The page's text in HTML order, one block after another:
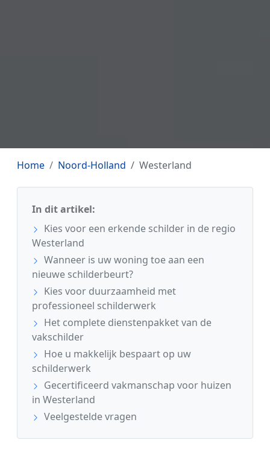
Home Noord-Holland Westerland
In dit artikel:
Kies voor een erkende schilder in de regio
Westerland
Wanneer is uw woning toe aan een
nieuwe schilderbeurt?
Kies voor duurzaamheid met
professioneel schilderwerk
Het complete dienstenpakket van de
vakschilder
Hoe u makkelijk bespaart op uw
schilderwerk
Gecertificeerd vakmanschap voor huizen
in Westerland
Veelgestelde vragen